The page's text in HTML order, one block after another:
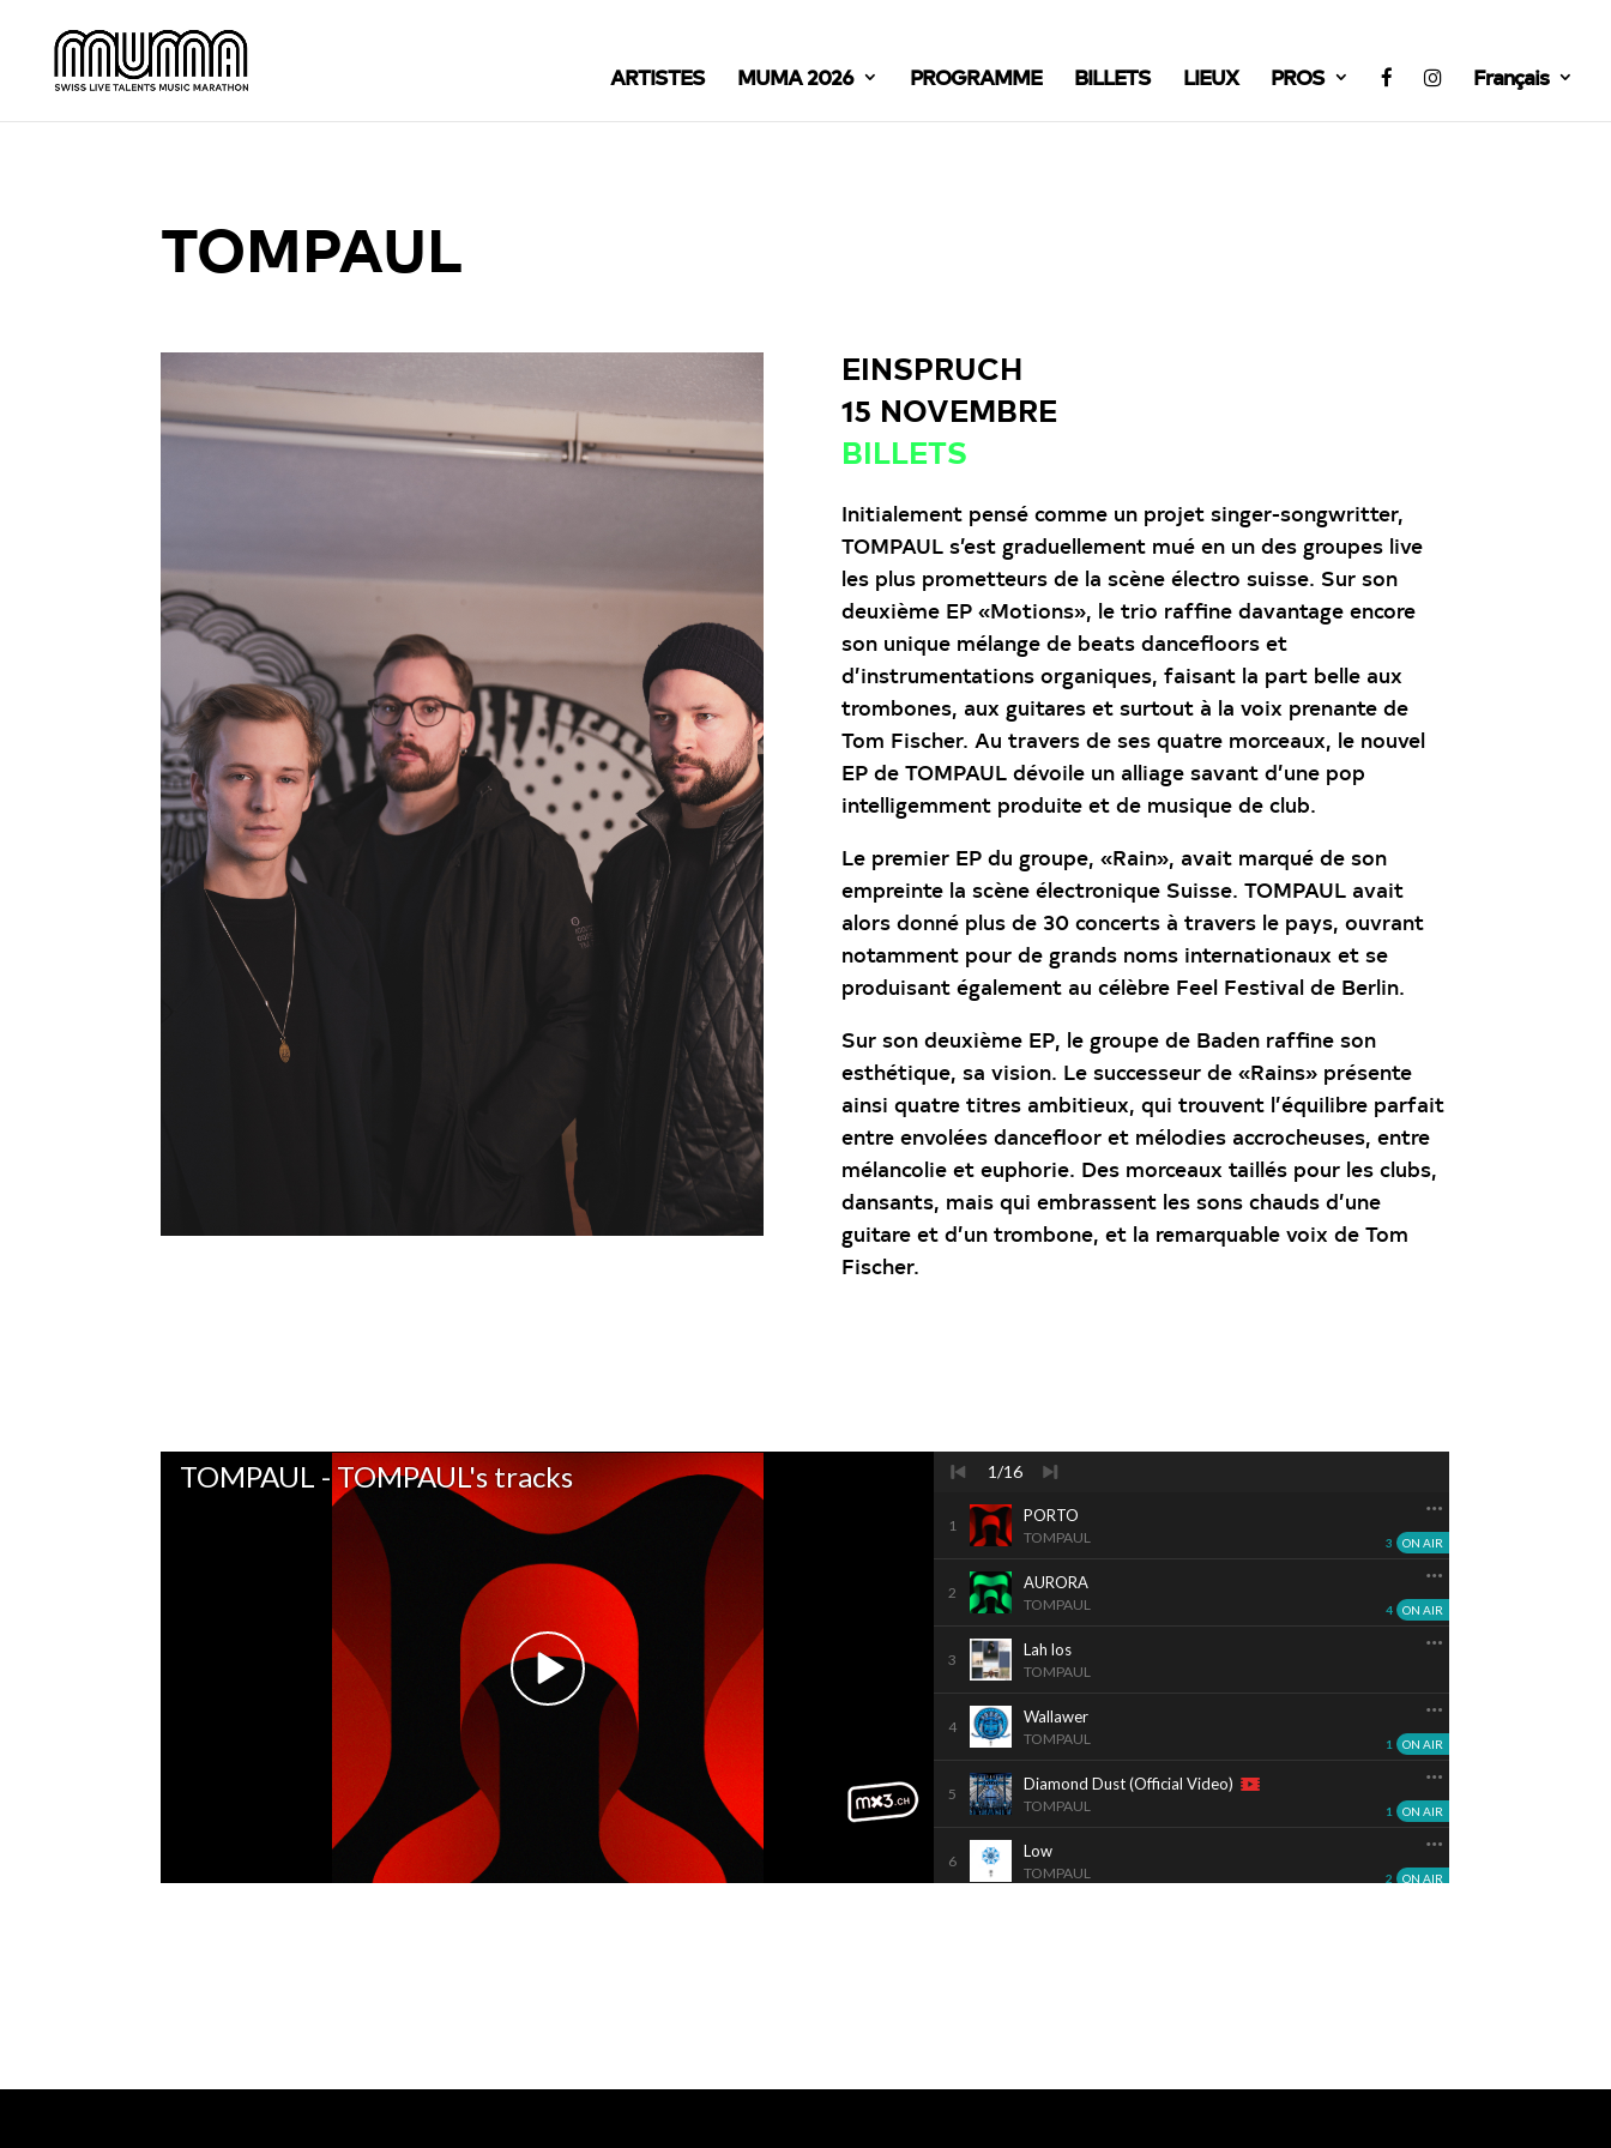
ARTISTES MUMA 2026 PROGRAMME BILLETS LIEUX PROS Français
TOMPAUL
EINSPRUCH
15 NOVEMBRE
BILLETS
Initialement pensé comme un projet singer-songwritter,
TOMPAUL s’est graduellement mué en un des groupes live
les plus prometteurs de la scène électro suisse. Sur son
deuxième EP «Motions», le trio raffine davantage encore
son unique mélange de beats dancefloors et
d’instrumentations organiques, faisant la part belle aux
trombones, aux guitares et surtout à la voix prenante de
Tom Fischer. Au travers de ses quatre morceaux, le nouvel
EP de TOMPAUL dévoile un alliage savant d’une pop
intelligemment produite et de musique de club.
Le premier EP du groupe, «Rain», avait marqué de son
empreinte la scène électronique Suisse. TOMPAUL avait
alors donné plus de 30 concerts à travers le pays, ouvrant
notamment pour de grands noms internationaux et se
produisant également au célèbre Feel Festival de Berlin.
Sur son deuxième EP, le groupe de Baden raffine son
esthétique, sa vision. Le successeur de «Rains» présente
ainsi quatre titres ambitieux, qui trouvent l’équilibre parfait
entre envolées dancefloor et mélodies accrocheuses, entre
mélancolie et euphorie. Des morceaux taillés pour les clubs,
dansants, mais qui embrassent les sons chauds d’une
guitare et d’un trombone, et la remarquable voix de Tom
Fischer.